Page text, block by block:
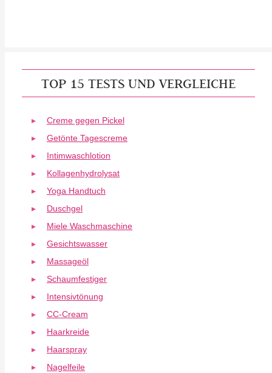
TOP 15 TESTS UND VERGLEICHE
Creme gegen Pickel
Getönte Tagescreme
Intimwaschlotion
Kollagenhydrolysat
Yoga Handtuch
Duschgel
Miele Waschmaschine
Gesichtswasser
Massageöl
Schaumfestiger
Intensivtönung
CC-Cream
Haarkreide
Haarspray
Nagelfeile